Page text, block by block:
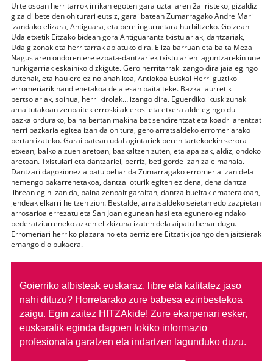
Urte osoan herritarrok irrikan egoten gara uztailaren 2a iristeko, gizaldiz
gizaldi bete den ohiturari eutsiz, garai batean Zumarragako Andre Mari
izandako elizara, Antiguara, eta bere inguruetara hurbiltzeko. Goizean
Udaletxetik Eitzako bidean gora Antiguarantz txistulariak, dantzariak,
Udalgizonak eta herritarrak abiatuko dira. Eliza barruan eta baita Meza
Nagusiaren ondoren ere ezpata-dantzariek txistularien laguntzarekin une
hunkigarriak eskainiko dizkigute. Gero herritarrak izango dira jaia egingo
dutenak, eta hau ere ez nolanahikoa, Antiokoa Euskal Herri guztiko
erromeriarik handienetakoa dela esan baitaiteke. Bazkal aurretik
bertsolariak, soinua, herri kirolak… izango dira. Eguerdiko ikuskizunak
amaitutakoan zenbaitek erroskilak erosi eta etxera alde egingo du
bazkalordurako, baina bertan makina bat sendirentzat eta koadrilarentzat
herri bazkaria egitea izan da ohitura, gero arratsaldeko erromeriarako
bertan izateko. Garai batean udal agintariek beren tartekoekin serora
etxean, balkoia zuen aretoan, bazkaltzen zuten, eta apaizak, aldiz, ondoko
aretoan. Txistulari eta dantzariei, berriz, beti gorde izan zaie mahaia.
Dantzari dagokionez aipatu behar da Zumarragako erromeria izan dela
hemengo bakarrenetakoa, dantza loturik egiten ez dena, dena dantza
librean egin izan da, baina zenbait garaitan, dantza bueltak ematerakoan,
jendeak elkarri heltzen zion. Bestalde, arratsaldeko seietan edo zazpietan
arrosarioa errezatu eta San Joan egunean hasi eta egunero egindako
bederatziurreneko azken elizkizuna izaten dela aipatu behar dugu.
Erromeriari herriko plazaraino eta berriz ere Eitzatik joango den jaitsierak
emango dio bukaera.
Goierriko albisteak euskaraz, libre eta kalitatez jaso
nahi dituzu? Horretarako zure babesa ezinbestekoa
zaigu. Egin zaitez HITZAkide! Zure ekarpenari esker,
euskaratik eginda dagoen tokiko informazio
profesionala garatzen eta indartzen lagunduko duzu.